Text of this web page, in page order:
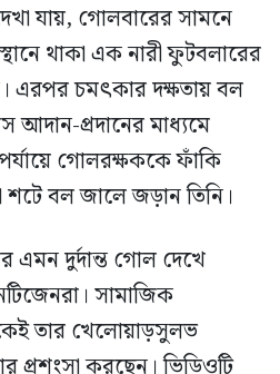
যায়, গোলবারের সামনে
থাকা এক নারী ফুটবলারের
এরপর চমৎকার দক্ষতায় বল
আদান-প্রদানের মাধ্যমে
গোলরক্ষককে ফাঁকি
বল জালে জড়ান তিনি।
এমন দুর্দান্ত গোল দেখে
সামাজিক
তার খেলোয়াড়সুলভ